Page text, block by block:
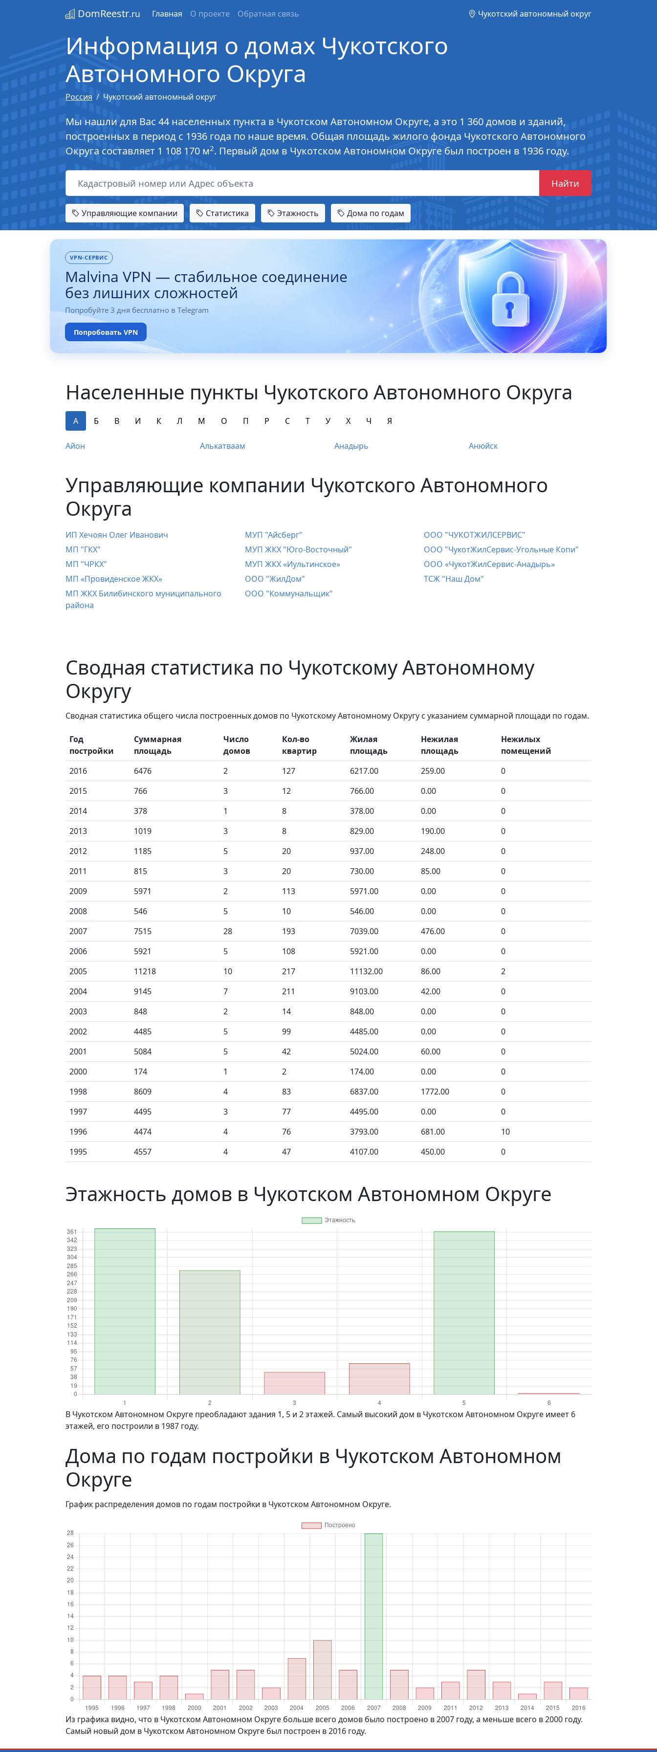
DomReestr.ru Главная О проекте Обратная связь Чукотский автономный округ
Информация о домах Чукотского
Автономного Округа
Россия Чукотский автономный округ
Мы нашли для Вас 44 населенных пункта в Чукотском Автономном Округе, а это 1 360 домов и зданий,
построенных в период с 1936 года по наше время. Общая площадь жилого фонда Чукотского Автономного
Округа составляет 1 108 170 м2. Первый дом в Чукотском Автономном Округе был построен в 1936 году.
Найти
Управляющие компании Статистика Этажность Дома по годам
VPN-СЕРВИС
Malvina VPN — стабильное соединение
без лишних сложностей
Попробуйте 3 дня бесплатно в Telegram
Попробовать VPN
Населенные пункты Чукотского Автономного Округа
А Б В И К Л М О П Р С Т У Х Ч Я
Айон Алькатваам Анадырь Анюйск
Управляющие компании Чукотского Автономного
Округа
ИП Хечоян Олег Иванович
МП "ГКХ"
МП "ЧРКХ"
МП «Провиденское ЖКХ»
МП ЖКХ Билибинского муниципального
района
МУП "Айсберг"
МУП ЖКХ "Юго-Восточный"
МУП ЖКХ «Иультинское»
ООО "ЖилДом"
ООО "Коммунальщик"
ООО "ЧУКОТЖИЛСЕРВИС"
ООО "ЧукотЖилСервис-Угольные Копи"
ООО «ЧукотЖилСервис-Анадырь»
ТСЖ "Наш Дом"
Сводная статистика по Чукотскому Автономному
Округу
Сводная статистика общего числа построенных домов по Чукотскому Автономному Округу с указанием суммарной площади по годам.
Год
постройки
Суммарная
площадь
Число
домов
Кол-во
квартир
Жилая
площадь
Нежилая
площадь
Нежилых
помещений
2016
6476 2 127 6217.00 259.00
0
2015
766 3 12 766.00 0.00
0
2014
378 1 8 378.00 0.00
0
2013
1019 3 8 829.00 190.00
0
2012
1185 5 20 937.00 248.00
0
2011
815 3 20 730.00 85.00
0
2009
5971 2 113 5971.00 0.00
0
2008
546 5 10 546.00 0.00
0
2007
7515 28 193 7039.00 476.00
0
2006
5921 5 108 5921.00 0.00
0
2005
11218 10 217 11132.00 86.00
2
2004
9145 7 211 9103.00 42.00
0
2003
848 2 14 848.00 0.00
0
2002
4485 5 99 4485.00 0.00
0
2001
5084 5 42 5024.00 60.00
0
2000
174 1 2 174.00 0.00
0
1998
8609 4 83 6837.00 1772.00
0
1997
4495 3 77 4495.00 0.00
0
1996
4474 4 76 3793.00 681.00
10
1995
4557 4 47 4107.00 450.00 0
Этажность домов в Чукотском Автономном Округе
в Чукотском Автономном Округе преобладают здания 1, 5 и 2 этажей. Самый высокий дом в Чукотском Автономном Округе имеет 6
этажей, его построили в 1987 году.
Дома по годам постройки в Чукотском Автономном
Округе
График распределения домов по годам постройки в Чукотском Автономном Округе.
Из графика видно, что в Чукотском Автономном Округе больше всего домов было построено в 2007 году, а меньше всего в 2000 году.
Самый новый дом в Чукотском Автономном Округе был построен в 2016 году.